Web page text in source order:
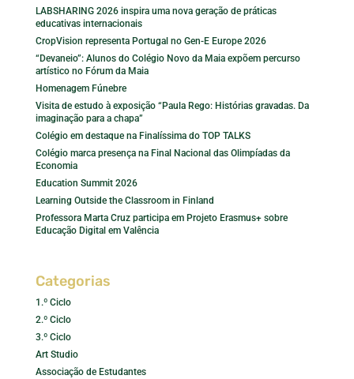
LABSHARING 2026 inspira uma nova geração de práticas
educativas internacionais
CropVision representa Portugal no Gen-E Europe 2026
“Devaneio”: Alunos do Colégio Novo da Maia expõem percurso
artístico no Fórum da Maia
Homenagem Fúnebre
Visita de estudo à exposição “Paula Rego: Histórias gravadas. Da
imaginação para a chapa”
Colégio em destaque na Finalíssima do TOP TALKS
Colégio marca presença na Final Nacional das Olimpíadas da
Economia
Education Summit 2026
Learning Outside the Classroom in Finland
Professora Marta Cruz participa em Projeto Erasmus+ sobre
Educação Digital em Valência
Categorias
1.º Ciclo
2.º Ciclo
3.º Ciclo
Art Studio
Associação de Estudantes